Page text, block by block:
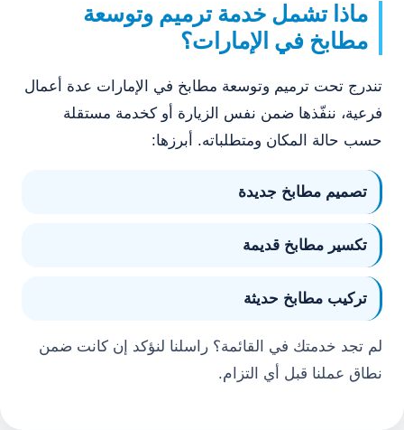
ماذا تشمل خدمة ترميم وتوسعة
مطابخ في الإمارات؟
تندرج تحت ترميم وتوسعة مطابخ في الإمارات عدة أعمال
فرعية، ننفّذها ضمن نفس الزيارة أو كخدمة مستقلة
حسب حالة المكان ومتطلباته. أبرزها:
تصميم مطابخ جديدة
تكسير مطابخ قديمة
تركيب مطابخ حديثة
لم تجد خدمتك في القائمة؟ راسلنا لنؤكد إن كانت ضمن
نطاق عملنا قبل أي التزام.